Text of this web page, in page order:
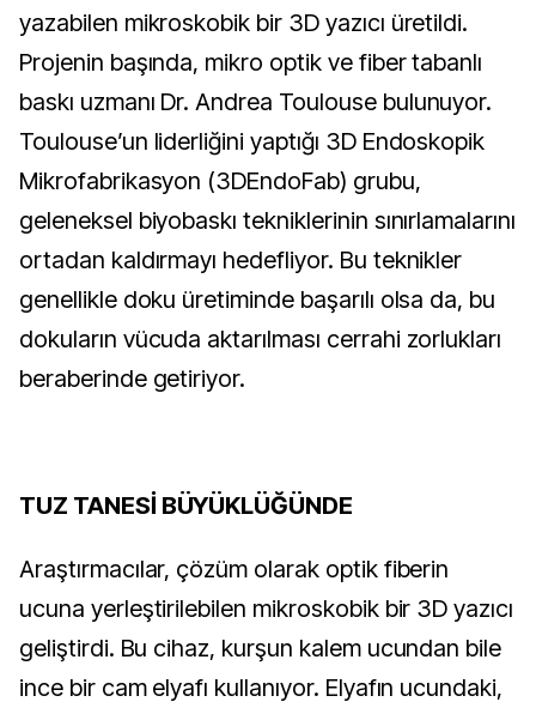
yazabilen mikroskobik bir 3D yazıcı üretildi.
Projenin başında, mikro optik ve fiber tabanlı
baskı uzmanı Dr. Andrea Toulouse bulunuyor.
Toulouse’un liderliğini yaptığı 3D Endoskopik
Mikrofabrikasyon (3DEndoFab) grubu,
geleneksel biyobaskı tekniklerinin sınırlamalarını
ortadan kaldırmayı hedefliyor. Bu teknikler
genellikle doku üretiminde başarılı olsa da, bu
dokuların vücuda aktarılması cerrahi zorlukları
beraberinde getiriyor.
TUZ TANESİ BÜYÜKLÜĞÜNDE
Araştırmacılar, çözüm olarak optik fiberin
ucuna yerleştirilebilen mikroskobik bir 3D yazıcı
geliştirdi. Bu cihaz, kurşun kalem ucundan bile
ince bir cam elyafı kullanıyor. Elyafın ucundaki,